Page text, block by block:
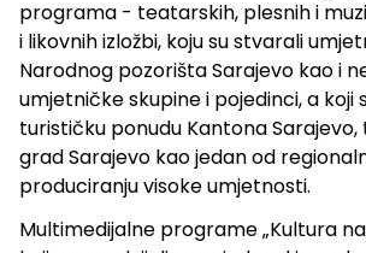
programa - teatarskih, plesnih i
i likovnih izložbi, koju su stvarali
Narodnog pozorišta Sarajevo kao i
umjetničke skupine i pojedinci, a koji
turističku ponudu Kantona
grad Sarajevo kao jedan od
produciranju visoke umjetnosti.
Multimedijalne programe „Kultura na